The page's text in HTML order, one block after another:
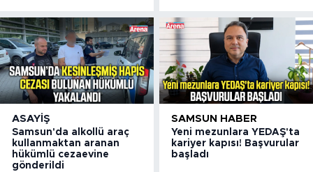
ASAYIŞ
Samsun'da alkollü araç
kullanmaktan aranan
hükümlü cezaevine
gönderildi
SAMSUN HABER
Yeni mezunlara YEDAŞ'ta
kariyer kapısı! Başvurular
başladı